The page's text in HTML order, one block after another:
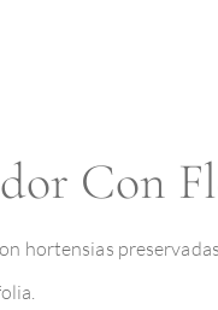
Con
hortensias